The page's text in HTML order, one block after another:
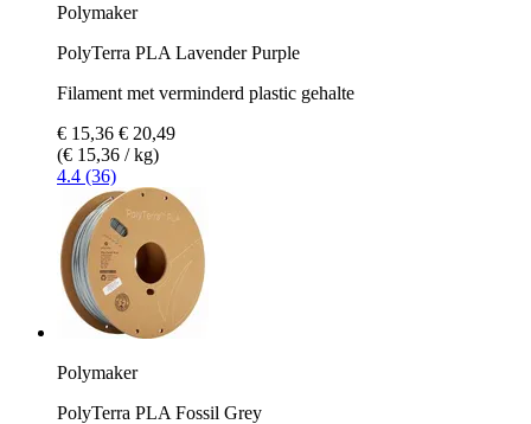
Polymaker
PolyTerra PLA Lavender Purple
Filament met verminderd plastic gehalte
€ 15,36 € 20,49
(€ 15,36 / kg)
4.4 (36)
Polymaker
PolyTerra PLA Fossil Grey